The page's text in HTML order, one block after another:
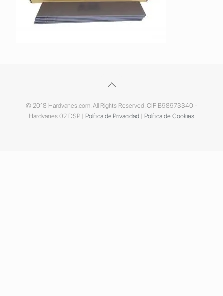
© 2018 Hardvanes.com. All Rights Reserved. CIF B98973340 -
Hardvanes 02 DSP | Política de Privacidad | Política de Cookies